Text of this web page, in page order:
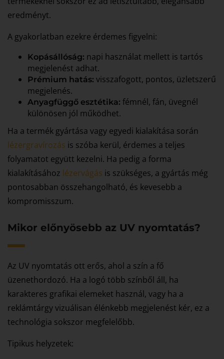
eredményt.
A gyakorlatban ezekre érdemes figyelni:
Kopásállóság: napi használat mellett is tartós
megjelenést adhat.
Prémium hatás: visszafogott, pontos, üzletszerű
megjelenés.
Anyagfüggő esztétika: fémnél, fán, üvegnél
különösen jól működhet.
Ha a termék gyártása vagy egyedi kialakítása során
lézergravírozás is szóba kerül, érdemes a teljes
folyamatot együtt kezelni. Ha pedig a forma
kialakításához lézervágás is szükséges, a gyártás még
pontosabban összehangolható, és kevesebb a
kompromisszum.
Mikor előnyösebb az UV nyomtatás?
Az UV nyomtatás ott erős, ahol a szín a fő
üzenethordozó. Ha a logó több színből áll, ha
karakteres grafikai elemeket használ, vagy ha a
reklámtárgy vizuálisan élénkebb megjelenést kér, ez a
technológia sokszor megfelelőbb.
Tipikus helyzetek: